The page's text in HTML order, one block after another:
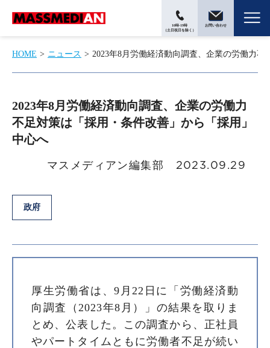
10時-19時
（土日祝日を除く）
お問い合わせ
HOME ニュース 2023年8月労働経済動向調査、企業の労働力
2023年8月労働経済動向調査、企業の労働力
不足対策は「採用・条件改善」から「採用」
中心へ
マスメディアン編集部 2023.09.29
政府
厚生労働省は、9月22日に「労働経済動
向調査（2023年8月）」の結果を取りま
とめ、公表した。この調査から、正社員
やパートタイムともに労働者不足が続い